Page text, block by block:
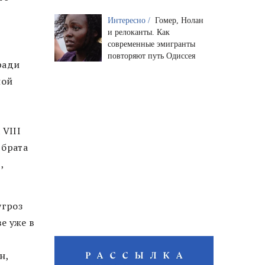
VIII
уже в
Интересно / Гомер, Нолан
и релоканты. Как
современные эмигранты
повторяют путь Одиссея